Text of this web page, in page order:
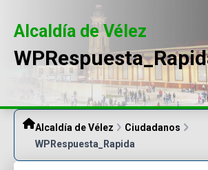
Alcaldía de Vélez
Alcaldía de Vélez
Ciudadanos
WPRespuesta_Rapida